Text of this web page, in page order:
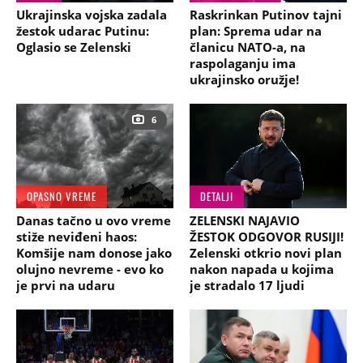
Ukrajinska vojska zadala
žestok udarac Putinu:
Oglasio se Zelenski
Raskrinkan Putinov tajni
plan: Sprema udar na
članicu NATO-a, na
raspolaganju ima
ukrajinsko oružje!
6
OPASNO VREME
Danas tačno u ovo vreme
stiže neviđeni haos:
Komšije nam donose jako
olujno nevreme - evo ko
je prvi na udaru
DETALJI
ZELENSKI NAJAVIO
ŽESTOK ODGOVOR RUSIJI!
Zelenski otkrio novi plan
nakon napada u kojima
je stradalo 17 ljudi